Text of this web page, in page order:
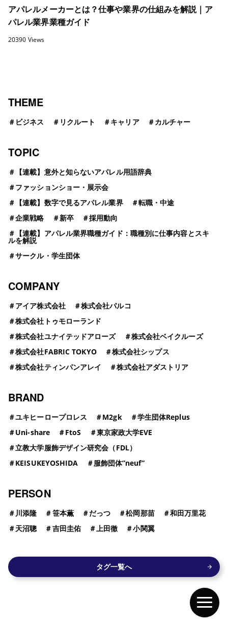
アパレルメーカーとは？仕事や業界の仕組みを解説｜ア
パレル業界業種ガイド
20390 Views
THEME
＃ ビジネス ＃ リクルート ＃キャリア ＃カルチャー
TOPIC
＃ 【連載】意外と知らないアパレル用語辞典
＃ファッションショー・展示会
＃ 【連載】数字で見るアパレル業界 ＃転職・中途
＃企業戦略 ＃新卒 ＃採用動向
＃ 【連載】アパレル業界職種ガイド：職種別に仕事内容とスキ
ルを解説
＃サークル・学生団体
COMPANY
＃アイア株式会社 ＃株式会社パルコ
＃株式会社トゥモローランド
＃株式会社ユナイテッドアローズ ＃株式会社ベイクルーズ
＃株式会社FABRIC TOKYO ＃株式会社シップス
＃株式会社ティンパンアレイ ＃株式会社アダストリア
BRAND
＃ユキヒーロープロレス ＃M2gk ＃学生団体Replus
＃Uni-share ＃FtoS ＃東京家政大学EVE
＃立教大学服飾デザイン研究会（FDL）
＃KEISUKEYOSHIDA ＃服飾団体”neuf”
PERSON
＃ 川添隆 ＃笹本薫 ＃だっつ ＃松岡那苗 ＃和田万里花
＃天沼聰 ＃吉田圭佑 ＃上田徹 ＃小関翼
タグ一覧へ